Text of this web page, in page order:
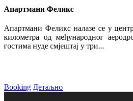
Апартмани Феликс
Апартмани Феликс налазе се у
километра од међународног
гостима нуде смјештај у три...
Booking Детаљно